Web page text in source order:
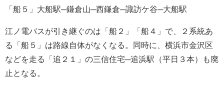
「船５」大船駅─鎌倉山─西鎌倉─諏訪ケ谷─大船駅
江ノ電バスが引き継ぐのは「船２」「船４」で、２系統あ
る「船５」は路線自体がなくなる。同時に、横浜市金沢区
などを走る「追２１」の三信住宅─追浜駅（平日３本）も廃
止となる。